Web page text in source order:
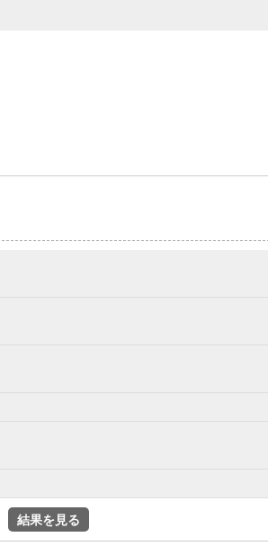
結果を見る